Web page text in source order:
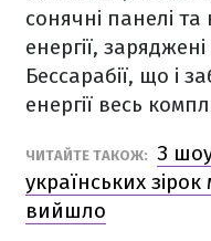
сонячні панелі
енергії,
Бессарабії, що і
енергії весь
ЧИТАЙТЕ ТАКОЖ: З
українських
вийшло